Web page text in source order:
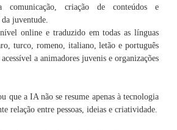
criação de conteúdos e
juventude.
online e traduzido em todas as línguas
turco, romeno, italiano, letão e português
a animadores juvenis e organizações
que a IA não se resume apenas à tecnologia
relação entre pessoas, ideias e criatividade.